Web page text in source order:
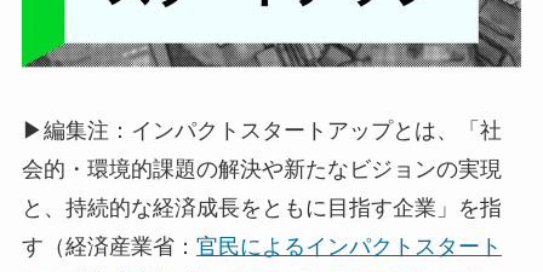
▶編集注：インパクトスタートアップとは、「社
会的・環境的課題の解決や新たなビジョンの実現
と、持続的な経済成長をともに目指す企業」を指
す（経済産業省： 官民によるインパクトスタート